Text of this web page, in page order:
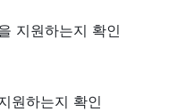
지원하는지 확인
원하는지 확인